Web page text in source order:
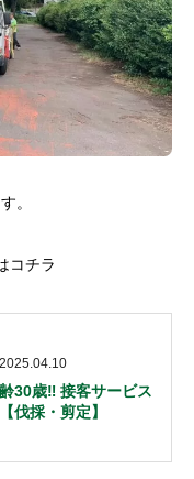
。
コチラ
2025.04.10
30歳‼ 接客サービス
伐採・剪定】